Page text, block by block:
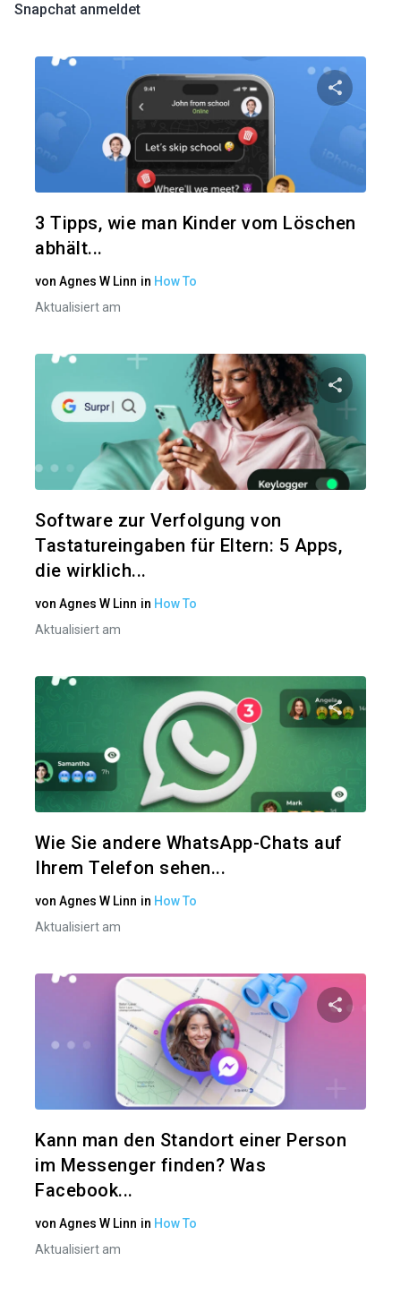
Snapchat anmeldet
3 Tipps, wie man Kinder vom Löschen
abhält...
von Agnes W Linn in How To
Aktualisiert am
Software zur Verfolgung von
Tastatureingaben für Eltern: 5 Apps,
die wirklich...
von Agnes W Linn in How To
Aktualisiert am
Wie Sie andere WhatsApp-Chats auf
Ihrem Telefon sehen...
von Agnes W Linn in How To
Aktualisiert am
Kann man den Standort einer Person
im Messenger finden? Was
Facebook...
von Agnes W Linn in How To
Aktualisiert am